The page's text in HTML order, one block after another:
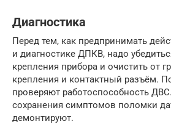
Диагностика
Перед тем, как предпринимать
и диагностике ДПКВ, надо
крепления прибора и очистить от
крепления и контактный разъём.
проверяют работоспособность
сохранения симптомов поломки
демонтируют.